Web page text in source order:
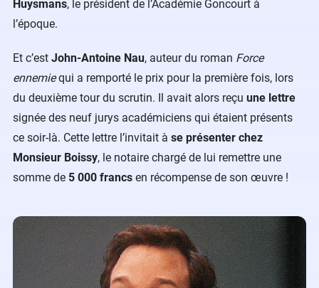
Huysmans, le président de l’Académie Goncourt à
l’époque.
Et c’est John-Antoine Nau, auteur du roman Force
ennemiequi a remporté le prix pour la première fois, lors
du deuxième tour du scrutin. Il avait alors reçu une lettre
signée des neuf jurys académiciens qui étaient présents
ce soir-là. Cette lettre l’invitait à se présenter chez
Monsieur Boissy, le notaire chargé de lui remettre une
somme de 5 000 francs en récompense de son œuvre !